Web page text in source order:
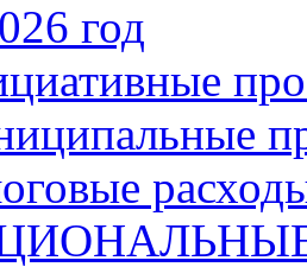
год